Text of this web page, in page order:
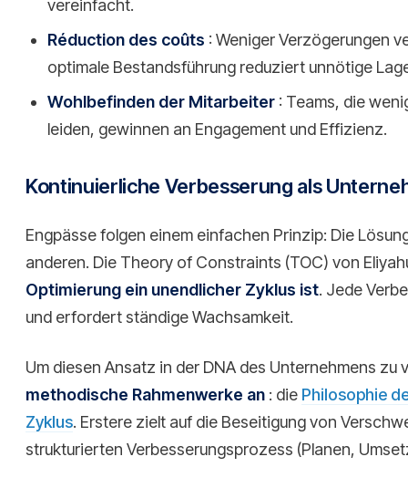
vereinfacht.
Réduction des coûts : Weniger Verzögerungen
optimale Bestandsführung reduziert unnötige
Wohlbefinden der Mitarbeiter : Teams, die
leiden, gewinnen an Engagement und Effizienz.
Kontinuierliche Verbesserung als
Engpässe folgen einem einfachen Prinzip: Die
anderen. Die Theory of Constraints (TOC) von
Optimierung ein unendlicher Zyklus ist. Jede
und erfordert ständige Wachsamkeit.
Um diesen Ansatz in der DNA des Unternehmens zu
methodische Rahmenwerke an : die Philosophie
Zyklus. Erstere zielt auf die Beseitigung von
strukturierten Verbesserungsprozess (Planen,